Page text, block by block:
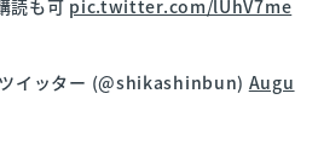
読も可 pic.twitter.com/lUhV7me
イッター (@shikashinbun) Augu